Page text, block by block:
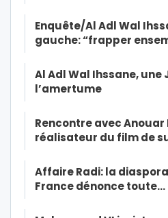
Enquête/Al Adl Wal
gauche: “frapper
Al Adl Wal Ihssane, une
l’amertume
Rencontre avec
réalisateur du film de
Affaire Radi: la
France dénonce toute…